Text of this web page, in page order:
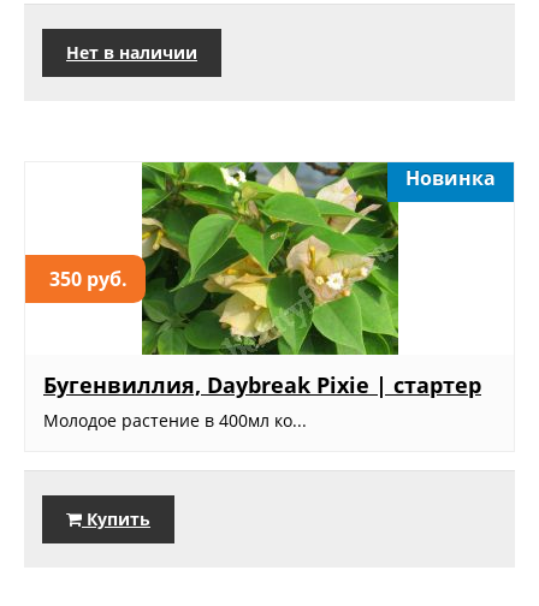
Нет в наличии
350 руб.
Новинка
Бугенвиллия, Daybreak Pixie | стартер
Молодое растение в 400мл ко...
Купить